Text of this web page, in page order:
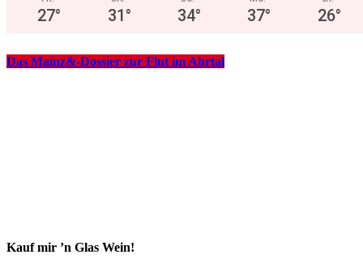
27° 31° 34° 37° 26°
Das Mainz&-Dossier zur Flut im Ahrtal
Kauf mir ’n Glas Wein!